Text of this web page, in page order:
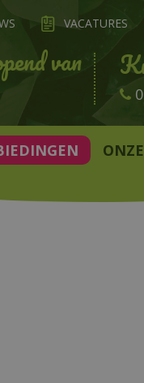
VACATURES